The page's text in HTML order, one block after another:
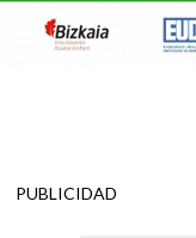
PUBLICIDAD